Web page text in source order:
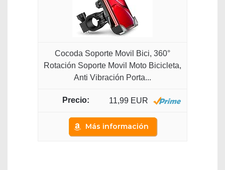
Cocoda Soporte Movil Bici, 360°
Rotación Soporte Movil Moto Bicicleta,
Anti Vibración Porta...
11,99 EUR
Más información